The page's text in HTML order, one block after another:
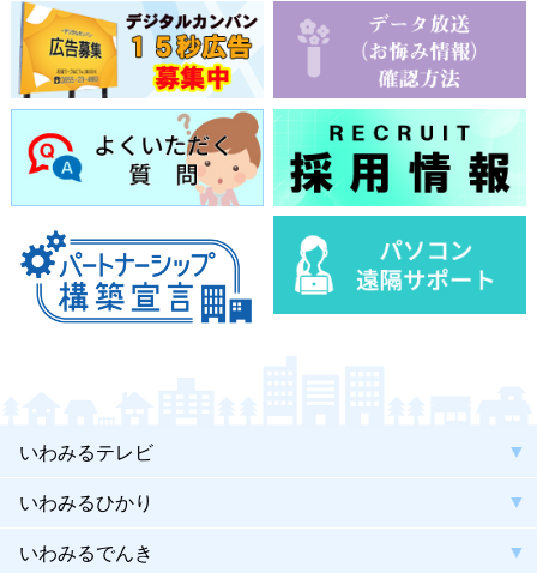
いわみるテレビ
いわみるひかり
いわみるでんき